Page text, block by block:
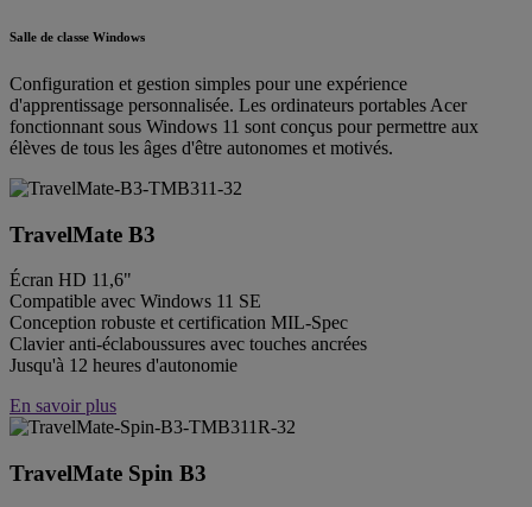
Salle de classe Windows
Configuration et gestion simples pour une expérience
d'apprentissage personnalisée. Les ordinateurs portables Acer
fonctionnant sous Windows 11 sont conçus pour permettre aux
élèves de tous les âges d'être autonomes et motivés.
TravelMate B3
Écran HD 11,6"
Compatible avec Windows 11 SE
Conception robuste et certification MIL-Spec
Clavier anti-éclaboussures avec touches ancrées
Jusqu'à 12 heures d'autonomie
En savoir plus
TravelMate Spin B3